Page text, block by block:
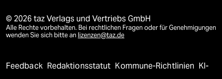
© 2026 taz Verlags und Vertriebs GmbH
Alle Rechte vorbehalten. Bei rechtlichen Fragen oder für Genehmigungen
wenden Sie sich bitte an lizenzen@taz.de
Feedback Redaktionsstatut Kommune-Richtlinien KI-